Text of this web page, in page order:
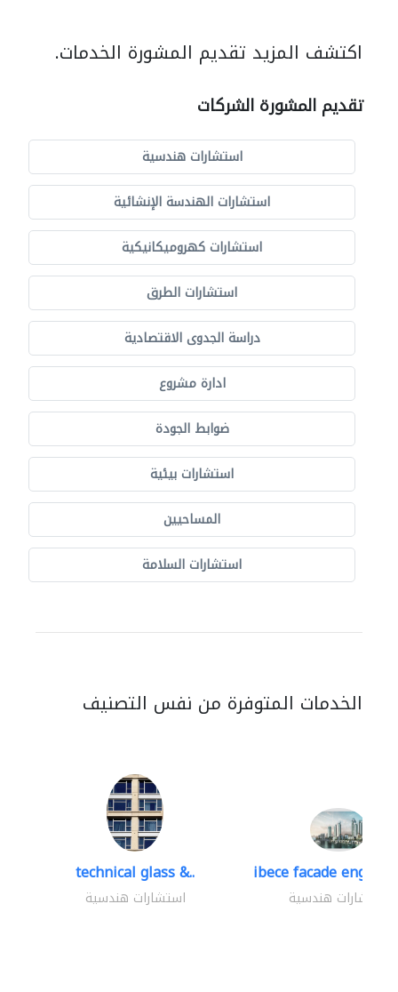
اكتشف المزيد تقديم المشورة الخدمات.
تقديم المشورة الشركات
استشارات هندسية
استشارات الهندسة الإنشائية
استشارات كهروميكانيكية
استشارات الطرق
دراسة الجدوى الاقتصادية
ادارة مشروع
ضوابط الجودة
استشارات بيئية
المساحيين
استشارات السلامة
الخدمات المتوفرة من نفس التصنيف
technical glass &..
استشارات هندسية
ibece facade
استشارات هندسية